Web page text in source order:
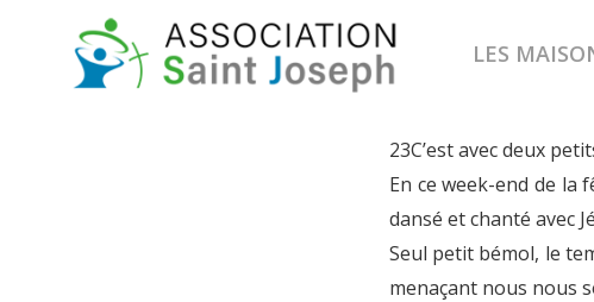
LES
L’EHPAD
23C’est avec deux
En ce week-end de la
dansé et chanté avec
Seul petit bémol, le
menaçant nous nous